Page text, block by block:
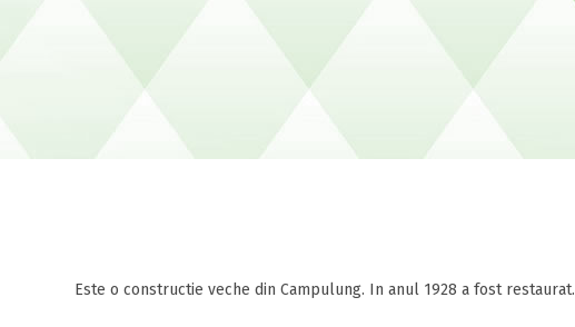
Este o constructie veche din Campulung. In anul 1928 a fost restaurat.